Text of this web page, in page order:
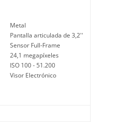
Metal
Pantalla articulada de 3,2''
Sensor Full-Frame
24,1 megapíxeles
ISO 100 - 51.200
Visor Electrónico